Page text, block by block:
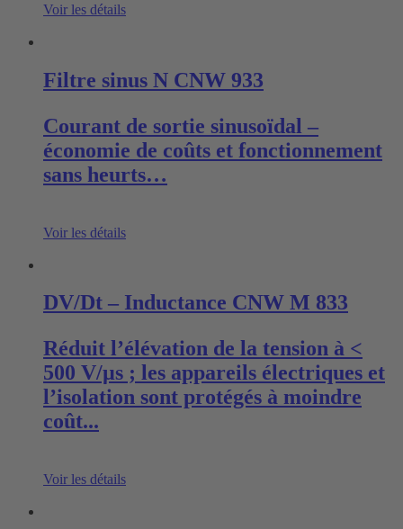
Voir les détails
Filtre sinus N CNW 933
Courant de sortie sinusoïdal –
économie de coûts et fonctionnement
sans heurts…
Voir les détails
DV/Dt – Inductance CNW M 833
Réduit l’élévation de la tension à <
500 V/µs ; les appareils électriques et
l’isolation sont protégés à moindre
coût...
Voir les détails